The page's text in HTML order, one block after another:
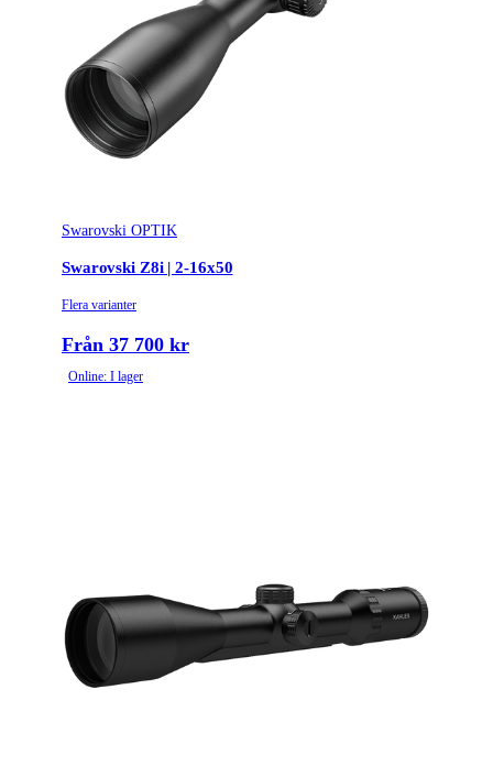
Swarovski OPTIK
Swarovski Z8i | 2-16x50
Flera varianter
Från 37 700 kr
Online: I lager